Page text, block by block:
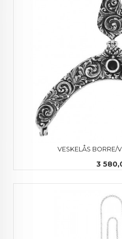
VESKELÅS BORRE/
Pris
3